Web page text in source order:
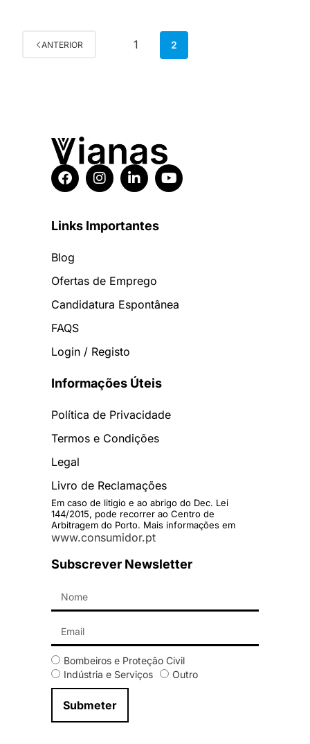
ANTERIOR 1 2
Links Importantes
Blog
Ofertas de Emprego
Candidatura Espontânea
FAQS
Login / Registo
Informações Úteis
Política de Privacidade
Termos e Condições
Legal
Livro de Reclamações
Em caso de litigio e ao abrigo do Dec. Lei
144/2015, pode recorrer ao Centro de
Arbitragem do Porto. Mais informações em
www.consumidor.pt
Subscrever Newsletter
Bombeiros e Proteção Civil
Indústria e Serviços
Outro
Submeter